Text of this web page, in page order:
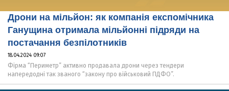
Дрони на мільйон: як компанія експомічника
Ганущина отримала мільйонні підряди на
постачання безпілотників
18.04.2024 09:07
Фірма “Периметр” активно продавала дрони через тендери
напередодні так званого “закону про військовий ПДФО”.